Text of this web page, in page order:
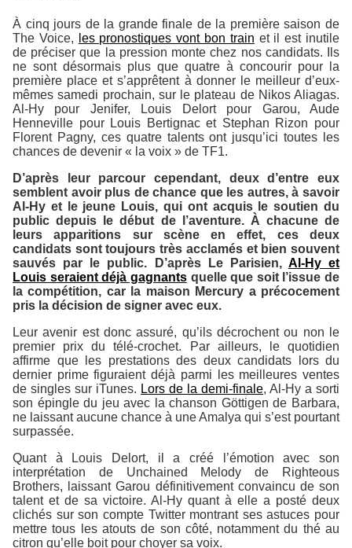
À cinq jours de la grande finale de la première saison de
The Voice, les pronostiques vont bon train et il est inutile
de préciser que la pression monte chez nos candidats. Ils
ne sont désormais plus que quatre à concourir pour la
première place et s’apprêtent à donner le meilleur d’eux-
mêmes samedi prochain, sur le plateau de Nikos Aliagas.
Al-Hy pour Jenifer, Louis Delort pour Garou, Aude
Henneville pour Louis Bertignac et Stephan Rizon pour
Florent Pagny, ces quatre talents ont jusqu’ici toutes les
chances de devenir « la voix » de TF1.
D’après leur parcour cependant, deux d’entre eux
semblent avoir plus de chance que les autres, à savoir
Al-Hy et le jeune Louis, qui ont acquis le soutien du
public depuis le début de l’aventure. À chacune de
leurs apparitions sur scène en effet, ces deux
candidats sont toujours très acclamés et bien souvent
sauvés par le public. D’après
Le Parisien, Al-Hy et
Louis seraient déjà gagnantsquelle que soit l’issue de
la compétition, car la maison Mercury a précocement
pris la décision de signer avec eux.
Leur avenir est donc assuré, qu’ils décrochent ou non le
premier prix du télé-crochet. Par ailleurs, le quotidien
affirme que les prestations des deux candidats lors du
dernier prime figuraient déjà parmi les meilleures ventes
de singles sur iTunes. Lors de la demi-finale, Al-Hy a sorti
son épingle du jeu avec la chanson Göttigen de Barbara,
ne laissant aucune chance à une Amalya qui s’est pourtant
surpassée.
Quant à Louis Delort, il a créé l’émotion avec son
interprétation de Unchained Melody de Righteous
Brothers, laissant Garou définitivement convaincu de son
talent et de sa victoire. Al-Hy quant à elle a posté deux
clichés sur son compte Twitter montrant ses astuces pour
mettre tous les atouts de son côté, notamment du thé au
citron qu’elle boit pour choyer sa voix.